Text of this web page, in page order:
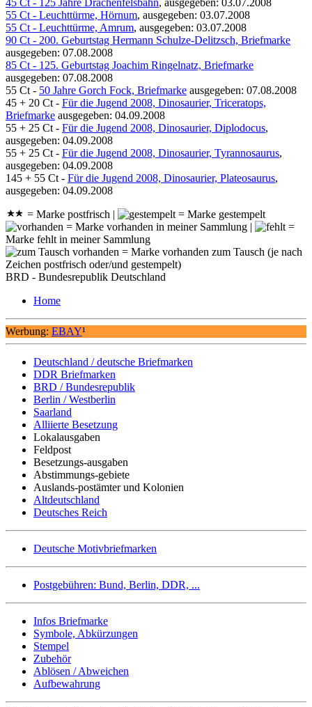
55 Ct - Leuchttürme, Hörnum, ausgegeben: 03.07.2008
55 Ct - Leuchttürme, Amrum, ausgegeben: 03.07.2008
90 Ct - 200. Geburtstag Hermann Schulze-Delitzsch, Briefmarke
ausgegeben: 07.08.2008
85 Ct - 125. Geburtstag Joachim Ringelnatz, Briefmarke
ausgegeben: 07.08.2008
55 Ct - 50 Jahre Gorch Fock, Briefmarke ausgegeben: 07.08.2008
45 + 20 Ct - Für die Jugend 2008, Dinosaurier, Triceratops,
Briefmarke ausgegeben: 04.09.2008
55 + 25 Ct - Für die Jugend 2008, Dinosaurier, Diplodocus,
ausgegeben: 04.09.2008
55 + 25 Ct - Für die Jugend 2008, Dinosaurier, Tyrannosaurus,
ausgegeben: 04.09.2008
145 + 55 Ct - Für die Jugend 2008, Dinosaurier, Plateosaurus,
ausgegeben: 04.09.2008
= Marke postfrisch |
= Marke gestempelt
= Marke vorhanden in meiner Sammlung |
=
Marke fehlt in meiner Sammlung
= Marke vorhanden zum Tausch (je nach
Zeichen postfrisch oder/und gestempelt)
BRD - Bundesrepublik Deutschland
Home
Werbung: EBAY¹
Deutschland / deutsche Briefmarken
DDR Briefmarken
BRD / Bundesrepublik
Berlin / Westberlin
Saarland
Alliierte Besetzung
Lokalausgaben
Feldpost
Besetzungs-ausgaben
Abstimmungs-gebiete
Auslands-postämter und Kolonien
Altdeutschland
Deutsches Reich
Deutsche Motivbriefmarken
Postgebühren: Bund, Berlin, DDR, ...
Infos Briefmarke
Symbole, Abkürzungen
Stempel
Zubehör
Ablösen / Abweichen
Aufbewahrung